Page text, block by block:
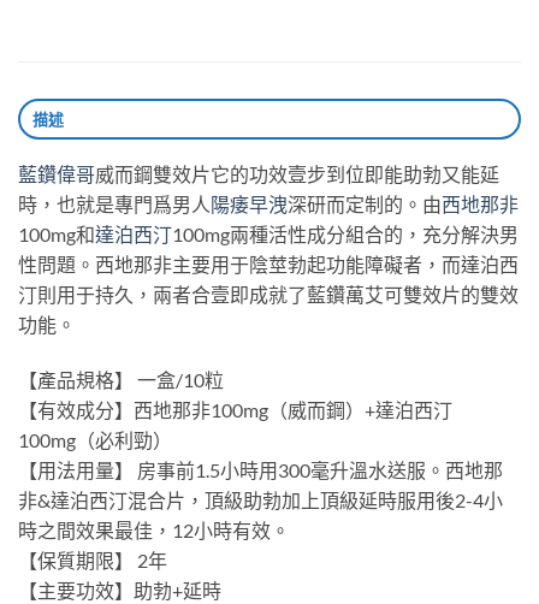
描述
藍鑽偉哥威而鋼雙效片它的功效壹步到位即能助勃又能延
時，也就是專門爲男人 陽痿早洩深研而定制的。由西地那非
100mg和達泊西汀100mg兩種活性成分組合的，充分解決男
性問題。西地那非主要用于陰莖勃起功能障礙者，而達泊西
汀則用于持久，兩者合壹即成就了藍鑽萬艾可雙效片的雙效
功能。
【產品規格】 一盒/10粒
【有效成分】西地那非100mg（威而鋼）+達泊西汀
100mg（必利勁）
【用法用量】 房事前1.5小時用300毫升溫水送服。西地那
非&達泊西汀混合片，頂級助勃加上頂級延時服用後2-4小
時之間效果最佳，12小時有效。
【保質期限】 2年
【主要功效】助勃+延時